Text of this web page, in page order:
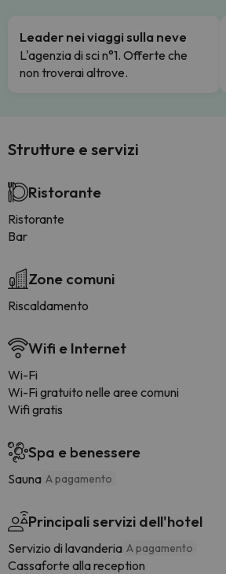
Leader nei viaggi sulla neve
L'agenzia di sci n°1. Offerte che
non troverai altrove.
Strutture e servizi
Ristorante
Ristorante
Bar
Zone comuni
Riscaldamento
Wifi e Internet
Wi-Fi
Wi-Fi gratuito nelle aree comuni
Wifi gratis
Spa e benessere
Sauna A pagamento
Principali servizi dell'hotel
Servizio di lavanderia A pagamento
Cassaforte alla reception